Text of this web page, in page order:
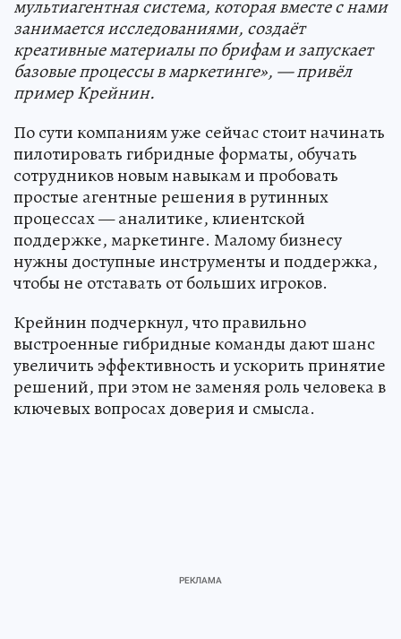
мультиагентная система, которая вместе с нами
занимается исследованиями, создаёт
креативные материалы по брифам и запускает
базовые процессы в маркетинге», — привёл
пример Крейнин.
По сути компаниям уже сейчас стоит начинать
пилотировать гибридные форматы, обучать
сотрудников новым навыкам и пробовать
простые агентные решения в рутинных
процессах — аналитике, клиентской
поддержке, маркетинге. Малому бизнесу
нужны доступные инструменты и поддержка,
чтобы не отставать от больших игроков.
Крейнин подчеркнул, что правильно
выстроенные гибридные команды дают шанс
увеличить эффективность и ускорить принятие
решений, при этом не заменяя роль человека в
ключевых вопросах доверия и смысла.